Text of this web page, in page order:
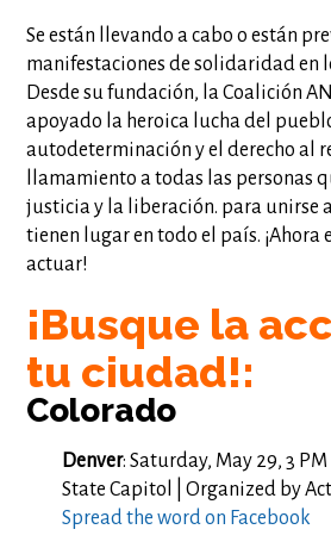
Se están llevando a cabo o están
manifestaciones de solidaridad en
Desde su fundación, la Coalición
apoyado la heroica lucha del
autodeterminación y el derecho al
llamamiento a todas las personas
justicia y la liberación. para unirse
tienen lugar en todo el país. ¡Ahora
actuar!
¡Busque la
tu ciudad!:
Colorado
Denver: Saturday, May 29, 3
State Capitol | Organized by Act
Spread the word on Facebook